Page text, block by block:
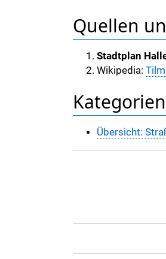
Quellen
Stadtplan
Wikipedia:
Kategorien
Übersicht: